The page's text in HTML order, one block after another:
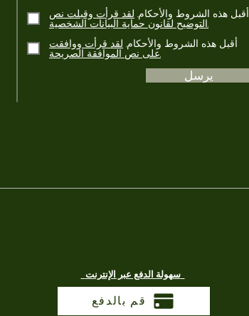
أقبل هذه الشروط والأحكام. لقد قرأت وقبلت نص
التوضيح لقانون حماية البيانات الشخصية.
أقبل هذه الشروط والأحكام. لقد قرأت ووافقت
على نص الموافقة الصريحة.
يرسل
سهولة الدفع عبر الإنترنت
قم بالدفع